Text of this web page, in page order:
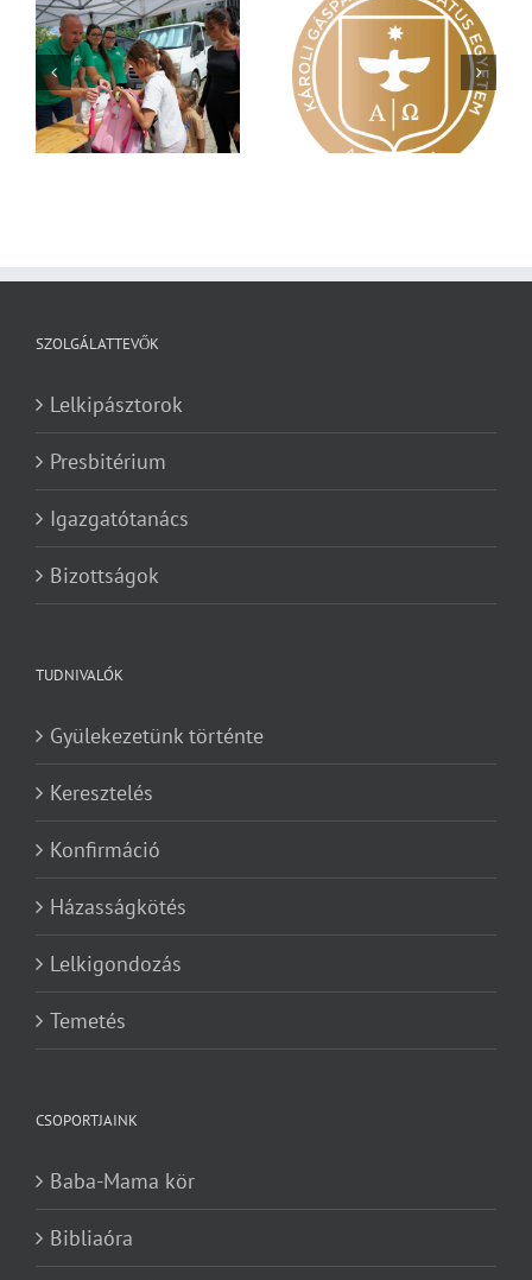
Nagy érdeklődés övezi
a Károli képzéseit
Vasárnapi üzenet –
Zsoltárok 149
SZOLGÁLATTEVŐK
Lelkipásztorok
Presbitérium
Igazgatótanács
Bizottságok
TUDNIVALÓK
Gyülekezetünk történte
Keresztelés
Konfirmáció
Házasságkötés
Lelkigondozás
Temetés
CSOPORTJAINK
Baba-Mama kör
Bibliaóra